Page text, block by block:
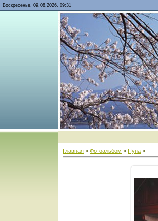
Воскресенье, 09.08.2026, 09:31
Главная » Фотоальбом » Пуна »